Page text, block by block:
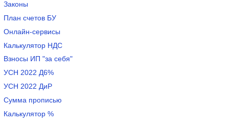
Законы
План счетов БУ
Онлайн-сервисы
Калькулятор НДС
Взносы ИП "за себя"
УСН 2022 Д6%
УСН 2022 ДиР
Сумма прописью
Калькулятор %